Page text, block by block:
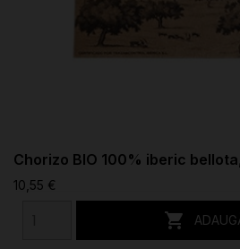
Chorizo BIO 100% iberic
10,55 €
